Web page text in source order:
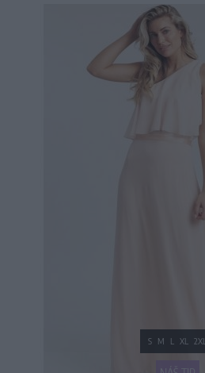
109,00 €
S M L XL 2XL